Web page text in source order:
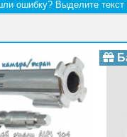
ошибку? Выделите